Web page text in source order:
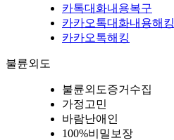
카톡대화내용복구
카카오톡대화내용해킹
카카오톡해킹
불륜외도
불륜외도증거수집
가정고민
바람난애인
100%비밀보장